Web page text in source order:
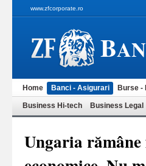
www.zfcorporate.ro
B
Home Banci - Asigurari Burse -
Business Hi-tech Business Legal
Ungaria